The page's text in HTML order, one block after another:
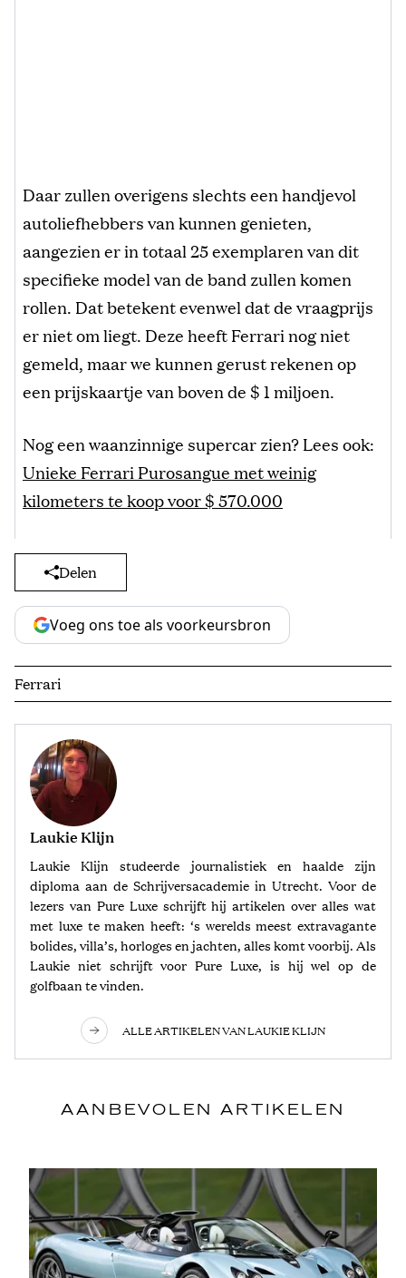
Daar zullen overigens slechts een handjevol
autoliefhebbers van kunnen genieten,
aangezien er in totaal 25 exemplaren van dit
specifieke model van de band zullen komen
rollen. Dat betekent evenwel dat de vraagprijs
er niet om liegt. Deze heeft Ferrari nog niet
gemeld, maar we kunnen gerust rekenen op
een prijskaartje van boven de $ 1 miljoen.
Nog een waanzinnige supercar zien? Lees ook:
Unieke Ferrari Purosangue met weinig
kilometers te koop voor $ 570.000
Delen
Voeg ons toe als voorkeursbron
Ferrari
Laukie Klijn
Laukie Klijn studeerde journalistiek en haalde zijn
diploma aan de Schrijversacademie in Utrecht. Voor de
lezers van Pure Luxe schrijft hij artikelen over alles wat
met luxe te maken heeft: ‘s werelds meest extravagante
bolides, villa’s, horloges en jachten, alles komt voorbij. Als
Laukie niet schrijft voor Pure Luxe, is hij wel op de
golfbaan te vinden.
ALLE ARTIKELEN VAN LAUKIE KLIJN
AANBEVOLEN ARTIKELEN